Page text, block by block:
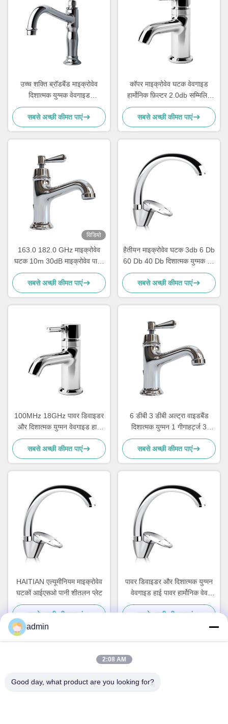
उच्च शक्ति ब्रॉडबैंड माइक्रोवेव
दिशात्मक युग्मक वेवगाइड
280x187x40 मिमी
सबसे अच्छी कीमत पाएं
कॉपर माइक्रोवेव घटक वेवगाइड
हार्मोनिक फ़िल्टर 2.0db सम्मिलित
हानि 14.7 15.8 गीगाहर्ट्ज
सबसे अच्छी कीमत पाएं
विडियो
163.0 182.0 GHz माइक्रोवेव
घटक 10m 30dB माइक्रोवेव पावर
डिवाइडर स्प्लिटर कम्बाइनर
सबसे अच्छी कीमत पाएं
हैतीयन माइक्रोवेव घटक 3db 6 Db
60 Db 40 Db दिशात्मक युग्मक 40
GHz 50 GHz
सबसे अच्छी कीमत पाएं
100MHz 18GHz पावर डिवाइडर
और दिशात्मक युग्मन वेवगाइड हाई
पावर हार्मोनिक वेव फिल्टर
सबसे अच्छी कीमत पाएं
6 डीबी 3 डीबी अल्ट्रा वाइडबैंड
दिशात्मक युग्मन 1 गीगाहर्ट्ज 3
गीगाहर्ट्ज 2 6 गीगाहर्ट्ज 18
गीगाहर्ट्ज 280x187x40 मिमी
सबसे अच्छी कीमत पाएं
HAITIAN एल्यूमीनियम माइक्रोवेव
घटकों आईएसओ पानी शीतलन प्लेट
सबसे अच्छी कीमत पाएं
पावर डिवाइडर और दिशात्मक युग्मन
वेवगाइड हाई पावर हार्मोनिक वेव
फिल्टर
सबसे अच्छी कीमत पाएं
admin
2:08 AM
Good day, what product are you looking for?